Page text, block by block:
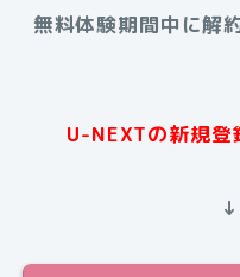
無料体験期間中に解
U-NEXTの新規登